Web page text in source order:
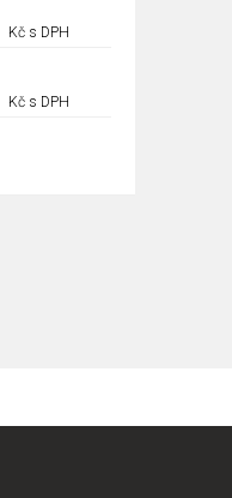
Kč s DPH
Kč s DPH